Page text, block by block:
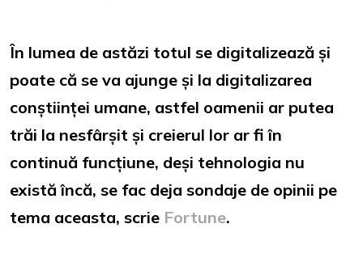
În lumea de astăzi totul se digitalizează și
poate că se va ajunge și la digitalizarea
conștiinței umane, astfel oamenii ar putea
trăi la nesfârșit și creierul lor ar fi în
continuă funcțiune, deși tehnologia nu
există încă, se fac deja sondaje de opinii pe
tema aceasta, scrie Fortune.